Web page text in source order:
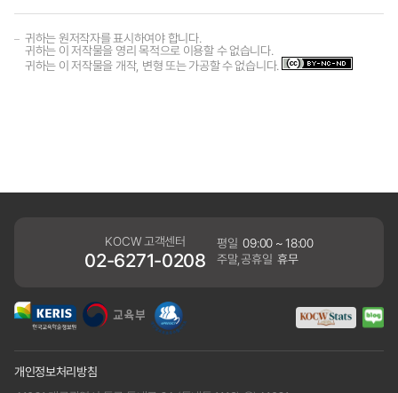
귀하는 원저작자를 표시하여야 합니다.
귀하는 이 저작물을 영리 목적으로 이용할 수 없습니다.
귀하는 이 저작물을 개작, 변형 또는 가공할 수 없습니다.
KOCW 고객센터
02-6271-0208
평일 09:00 ~ 18:00
주말,공휴일 휴무
개인정보처리방침